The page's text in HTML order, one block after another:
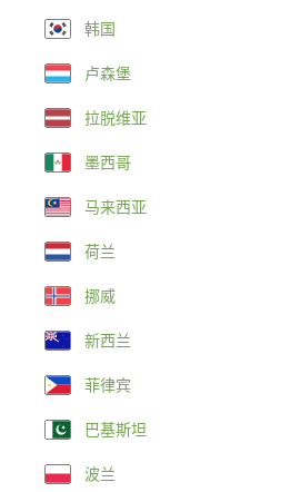
韩国
卢森堡
拉脱维亚
墨西哥
马来西亚
荷兰
挪威
新西兰
菲律宾
巴基斯坦
波兰